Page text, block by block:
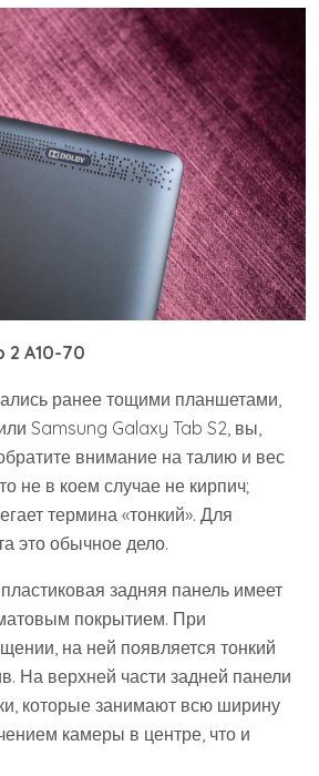
2 A10-70
ранее тощими планшетами,
Samsung Galaxy Tab S2, вы,
внимание на талию и вес
не в коем случае не кирпич;
термина «тонкий». Для
это обычное дело.
задняя панель имеет
покрытием. При
на ней появляется тонкий
На верхней части задней панели
которые занимают всю ширину
камеры в центре, что и